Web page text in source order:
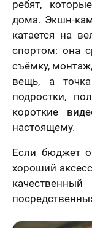
ребят,
дома. Экшн-
катается на
спортом: она
съёмку,
вещь, а
подростки,
короткие
настоящему.
Если бюджет
хороший